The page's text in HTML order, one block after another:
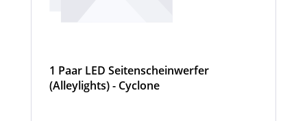
1 Paar LED Seitenscheinwerfer
(Alleylights) - Cyclone